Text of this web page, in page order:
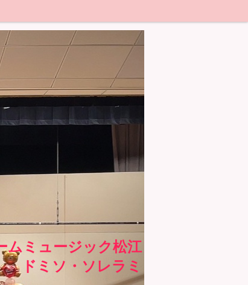
ムミュージック松江
ドミソ・ソレラミ